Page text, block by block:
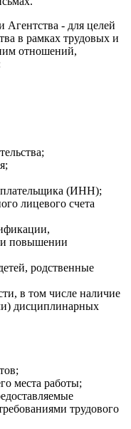
- для целей
в рамках трудовых и
отношений,
(ИНН);
лицевого счета
и повышении
родственные
в том числе наличие
дисциплинарных
места работы;
трудового